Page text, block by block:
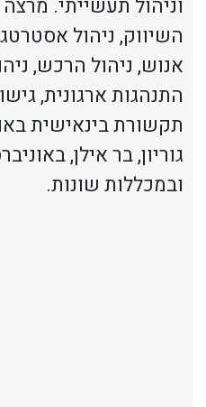
וניהול תעשייתי.
השיווק, ניהול
אנוש, ניהול הרכש,
התנהגות ארגונית,
תקשורת בינאישית
גוריון, בר אילן,
ובמכללות שונות.